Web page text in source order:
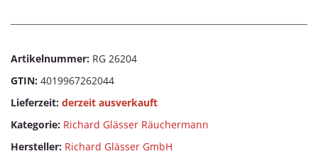
Artikelnummer: RG 26204
GTIN: 4019967262044
Lieferzeit: derzeit ausverkauft
Kategorie: Richard Glässer Räuchermann
Hersteller: Richard Glässer GmbH